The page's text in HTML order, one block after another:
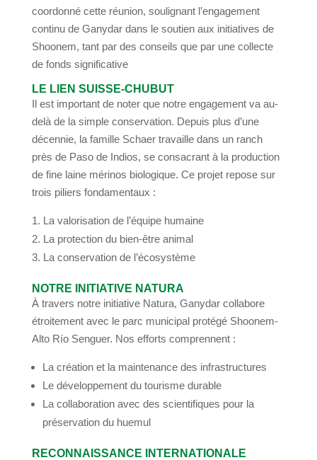
coordonné cette réunion, soulignant l’engagement
continu de Ganydar dans le soutien aux initiatives de
Shoonem, tant par des conseils que par une collecte
de fonds significative
LE LIEN SUISSE-CHUBUT
Il est important de noter que notre engagement va au-
delà de la simple conservation. Depuis plus d’une
décennie, la famille Schaer travaille dans un ranch
près de Paso de Indios, se consacrant à la production
de fine laine mérinos biologique. Ce projet repose sur
trois piliers fondamentaux :
La valorisation de l’équipe humaine
La protection du bien-être animal
La conservation de l’écosystème
NOTRE INITIATIVE NATURA
À travers notre initiative Natura, Ganydar collabore
étroitement avec le parc municipal protégé Shoonem-
Alto Río Senguer. Nos efforts comprennent :
La création et la maintenance des infrastructures
Le développement du tourisme durable
La collaboration avec des scientifiques pour la
préservation du huemul
RECONNAISSANCE INTERNATIONALE